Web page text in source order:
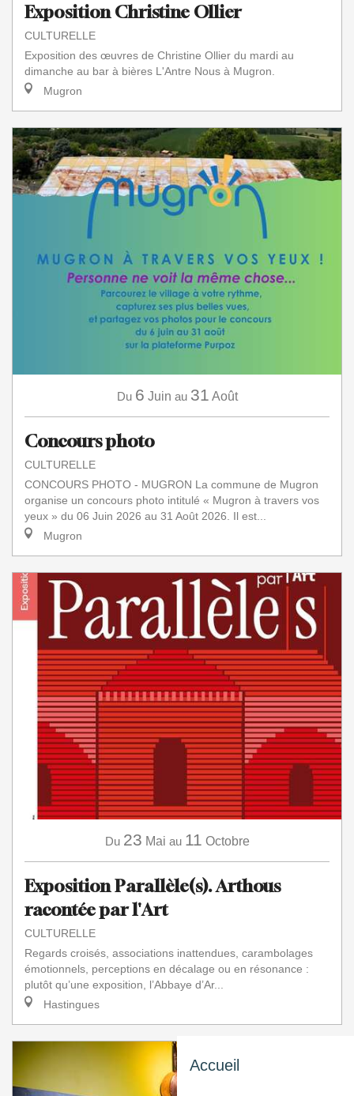
Accueil
Exposition Christine Ollier
CULTURELLE
Exposition des œuvres de Christine Ollier du mardi au
dimanche au bar à bières L'Antre Nous à Mugron.
Mugron
Du 6 Juin au 31 Août
Concours photo
CULTURELLE
CONCOURS PHOTO - MUGRON La commune de Mugron
organise un concours photo intitulé « Mugron à travers vos
yeux » du 06 Juin 2026 au 31 Août 2026. Il est...
Mugron
Du 23 Mai au 11 Octobre
Exposition Parallèle(s). Arthous
racontée par l'Art
CULTURELLE
Regards croisés, associations inattendues, carambolages
émotionnels, perceptions en décalage ou en résonance :
plutôt qu’une exposition, l’Abbaye d’Ar...
Hastingues